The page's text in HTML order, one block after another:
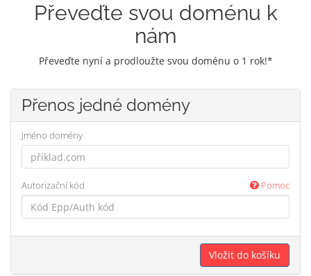
Převeďte svou doménu k
nám
Převeďte nyní a prodloužte svou doménu o 1 rok!*
Přenos jedné domény
Jméno domény
Autorizační kód Pomoc
Vložit do košíku